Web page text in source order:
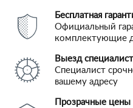
Бесплатная
Официальный
комплектующие
Выезд
Специалист
вашему адресу
Прозрачные цены